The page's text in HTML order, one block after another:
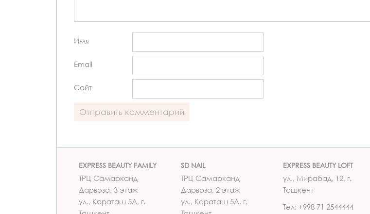
Имя
Email
Сайт
EXPRESS BEAUTY FAMILY
ТРЦ Самарканд
Дарвоза, 3 этаж
ул., Караташ 5А, г.
SD NAIL
ТРЦ Самарканд
Дарвоза, 2 этаж
ул., Караташ 5А, г.
EXPRESS BEAUTY LOFT
ул., Мирабад, 12, г.
Ташкент
Тел: +998 71 2544444